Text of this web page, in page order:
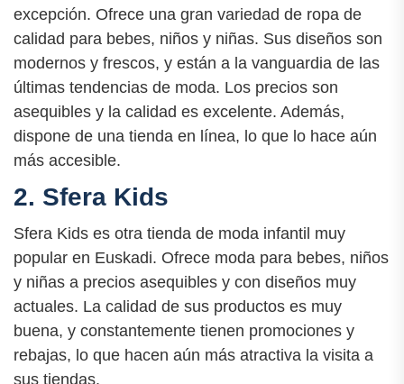
excepción. Ofrece una gran variedad de ropa de
calidad para bebes, niños y niñas. Sus diseños son
modernos y frescos, y están a la vanguardia de las
últimas tendencias de moda. Los precios son
asequibles y la calidad es excelente. Además,
dispone de una tienda en línea, lo que lo hace aún
más accesible.
2. Sfera Kids
Sfera Kids es otra tienda de moda infantil muy
popular en Euskadi. Ofrece moda para bebes, niños
y niñas a precios asequibles y con diseños muy
actuales. La calidad de sus productos es muy
buena, y constantemente tienen promociones y
rebajas, lo que hacen aún más atractiva la visita a
sus tiendas.